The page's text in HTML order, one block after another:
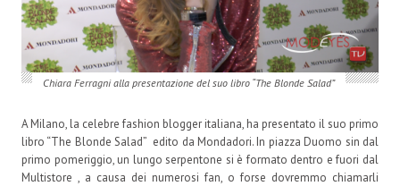
Chiara Ferragni alla presentazione del suo libro “The Blonde Salad”
A Milano, la celebre fashion blogger italiana, ha presentato il suo primo
libro “The Blonde Salad” edito da Mondadori. In piazza Duomo sin dal
primo pomeriggio, un lungo serpentone si è formato dentro e fuori dal
Multistore , a causa dei numerosi fan, o forse dovremmo chiamarli